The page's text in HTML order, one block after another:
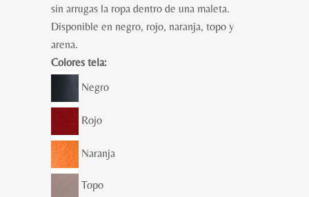
sin arrugas la ropa dentro de una maleta.
Disponible en negro, rojo, naranja, topo y
arena.
Colores tela:
Negro
Rojo
Naranja
Topo